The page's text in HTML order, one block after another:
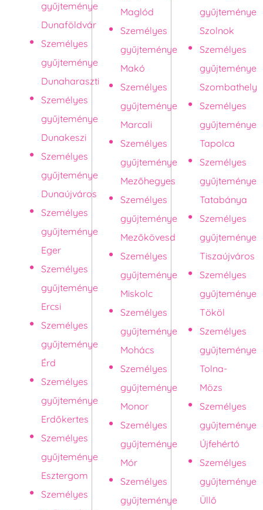
gyűjteménye
Dunaföldvár
Személyes
gyűjteménye
Dunaharaszti
Személyes
gyűjteménye
Dunakeszi
Személyes
gyűjteménye
Dunaújváros
Személyes
gyűjteménye
Eger
Személyes
gyűjteménye
Ercsi
Személyes
gyűjteménye
Érd
Személyes
gyűjteménye
Erdőkertes
Személyes
gyűjteménye
Esztergom
Személyes
Maglód
Személyes
gyűjteménye
Makó
Személyes
gyűjteménye
Marcali
Személyes
gyűjteménye
Mezőhegyes
Személyes
gyűjteménye
Mezőkövesd
Személyes
gyűjteménye
Miskolc
Személyes
gyűjteménye
Mohács
Személyes
gyűjteménye
Monor
Személyes
gyűjteménye
Mór
Személyes
gyűjteménye
gyűjteménye
Szolnok
Személyes
gyűjteménye
Szombathely
Személyes
gyűjteménye
Tapolca
Személyes
gyűjteménye
Tatabánya
Személyes
gyűjteménye
Tiszaújváros
Személyes
gyűjteménye
Tököl
Személyes
gyűjteménye
Tolna-
Mözs
Személyes
gyűjteménye
Újfehértó
Személyes
gyűjteménye
Üllő